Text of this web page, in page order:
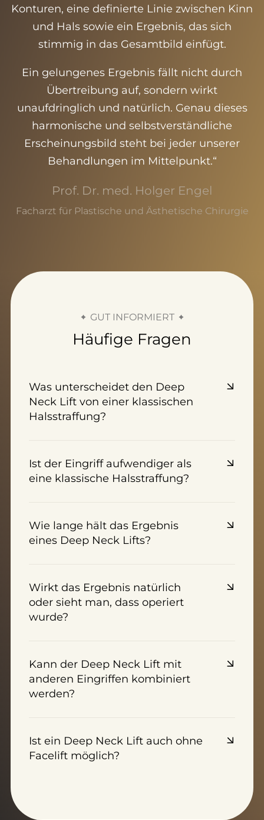
Konturen, eine definierte Linie zwischen Kinn
und Hals sowie ein Ergebnis, das sich
stimmig in das Gesamtbild einfügt.
Ein gelungenes Ergebnis fällt nicht durch
Übertreibung auf, sondern wirkt
unaufdringlich und natürlich. Genau dieses
harmonische und selbstverständliche
Erscheinungsbild steht bei jeder unserer
Behandlungen im Mittelpunkt.“
Prof. Dr. med. Holger Engel
Facharzt für Plastische und Ästhetische Chirurgie
GUT INFORMIERT
Häufige Fragen
Was unterscheidet den Deep
Neck Lift von einer klassischen
Halsstraffung?
Ist der Eingriff aufwendiger als
eine klassische Halsstraffung?
Wie lange hält das Ergebnis
eines Deep Neck Lifts?
Wirkt das Ergebnis natürlich
oder sieht man, dass operiert
wurde?
Kann der Deep Neck Lift mit
anderen Eingriffen kombiniert
werden?
Ist ein Deep Neck Lift auch ohne
Facelift möglich?